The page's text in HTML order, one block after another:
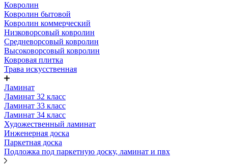
Ковролин
Ковролин бытовой
Ковролин коммерческий
Низковорсовый ковролин
Средневорсовый ковролин
Высоковорсовый ковролин
Ковровая плитка
Трава искусственная
Ламинат
Ламинат 32 класс
Ламинат 33 класс
Ламинат 34 класс
Художественный ламинат
Инженерная доска
Паркетная доска
Подложка под паркетную доску, ламинат и пвх